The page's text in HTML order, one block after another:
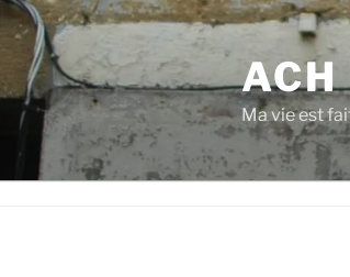
Zum
Inhalt
springen
ACH
Ma vie est